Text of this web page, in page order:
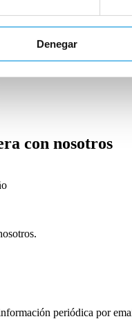
Denegar
adicionales?
con nosotros
periódica por